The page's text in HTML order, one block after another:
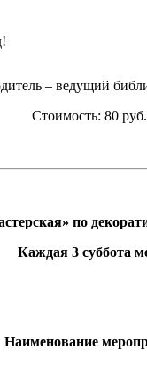
– ведущий
Стоимость: 80
по
Каждая 3 суббота
Наименование